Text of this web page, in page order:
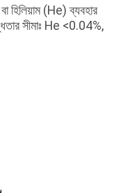
হিলিয়াম (He) ব্যবহার
সীমাঃ He <0.04%,